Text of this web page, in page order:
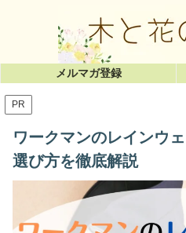
メルマガ登録
PR
ワークマンのレインウ
選び方を徹底解説